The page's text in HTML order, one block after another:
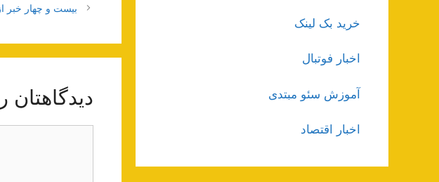
نوشته‌هابیست و چهار خبر
دیدگاهتان
خرید بک لینک
اخبار فوتبال
آموزش سئو مبتدی
اخبار اقتصاد